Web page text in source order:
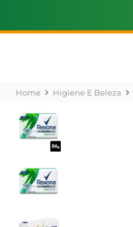
Higiene E Beleza